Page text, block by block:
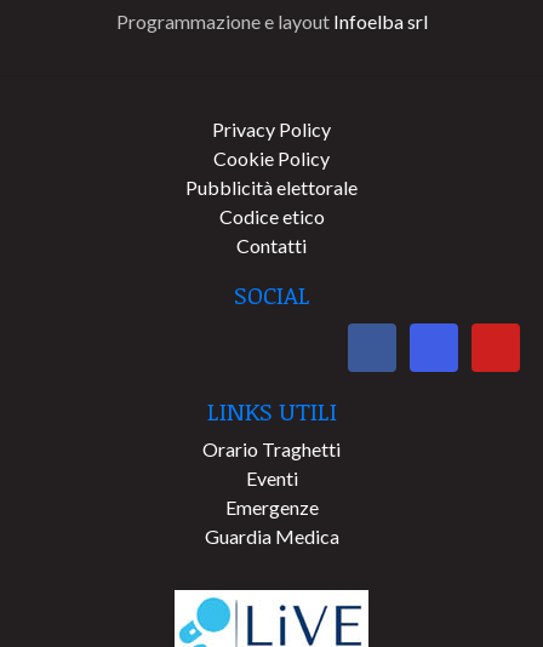
Programmazione e layout Infoelba srl
Privacy Policy
Cookie Policy
Pubblicità elettorale
Codice etico
Contatti
SOCIAL
LINKS UTILI
Orario Traghetti
Eventi
Emergenze
Guardia Medica